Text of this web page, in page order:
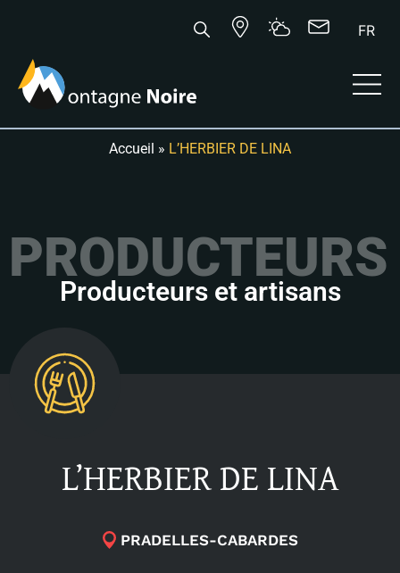
FR
Accueil » L’HERBIER DE LINA
Producteurs et artisans
L’HERBIER DE LINA
PRADELLES-CABARDES